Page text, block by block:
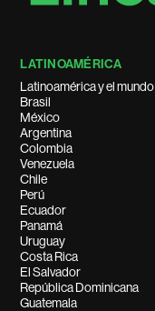
LATINOAMÉRICA
Latinoamérica y el mundo
Brasil
México
Argentina
Colombia
Venezuela
Chile
Perú
Ecuador
Panamá
Uruguay
Costa Rica
El Salvador
República Dominicana
Guatemala